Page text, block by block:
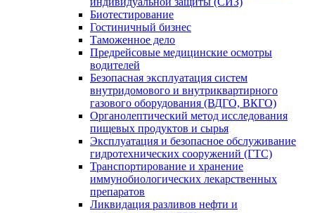
Биотестирование
Гостиничный бизнес
Таможенное дело
Предрейсовые медицинские осмотры
водителей
Безопасная эксплуатация систем
внутридомового и внутриквартирного
газового оборудования (ВДГО, ВКГО)
Органолептический метод исследования
пищевых продуктов и сырья
Эксплуатация и безопасное обслуживание
гидротехнических сооружений (ГТС)
Транспортирование и хранение
иммунобиологических лекарственных
препаратов
Ликвидация разливов нефти и